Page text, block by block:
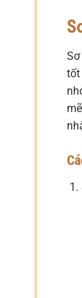
tốt